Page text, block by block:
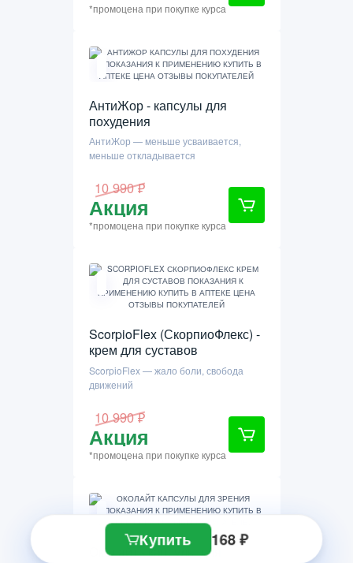
Купить 168 ₽
*промоцена при покупке курса
АнтиЖор - капсулы для
похудения
АнтиЖор — меньше усваивается,
меньше откладывается
10 990 ₽
Акция
*промоцена при покупке курса
ScorpioFlex (СкорпиоФлекс) -
крем для суставов
ScorpioFlex — жало боли, свобода
движений
10 990 ₽
Акция
*промоцена при покупке курса
Околайт - капсулы для